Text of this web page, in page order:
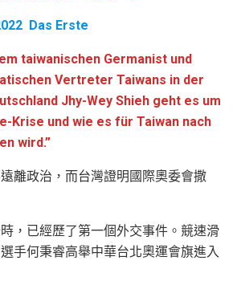
Das Erste
taiwanischen Germanist und
Vertreter Taiwans in der
Jhy-Wey Shieh geht es um
Krise und wie es für Taiwan nach
wird.”
離政治，而台灣證明國際奧委會撒
，已經歷了第一個外交事件。競速滑
手何秉睿高舉中華台北奧運會旗進入